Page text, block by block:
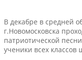
В декабре в средней
г.Новомосковска
патриотической
ученики всех